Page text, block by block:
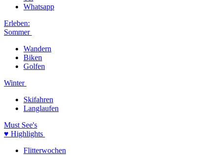
Whatsapp
Erleben:
Sommer
Wandern
Biken
Golfen
Winter
Skifahren
Langlaufen
Must See's
♥ Highlights
Flitterwochen